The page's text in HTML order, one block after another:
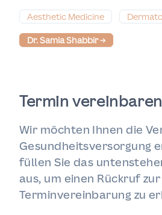
Aesthetic Medicine
Dr. Samia Shabbir→
Termin vereinbaren
Wir möchten Ihnen die
Gesundheitsversorgung
füllen Sie das
aus, um einen Rückruf zur
Terminvereinbarung zu